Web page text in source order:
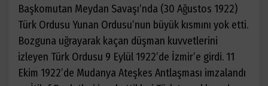
Başkomutan Meydan Savaşı’nda (30 Ağustos 1922)
Türk Ordusu Yunan Ordusu’nun büyük kısmını yok etti.
Bozguna uğrayarak kaçan düşman kuvvetlerini
izleyen Türk Ordusu 9 Eylül 1922’de İzmir’e girdi. 11
Ekim 1922’de Mudanya Ateşkes Antlaşması imzalandı